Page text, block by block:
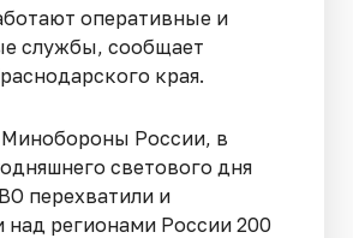
оперативные и
службы, сообщает
края.
Минобороны России, в
светового дня
перехватили и
над регионами России 200